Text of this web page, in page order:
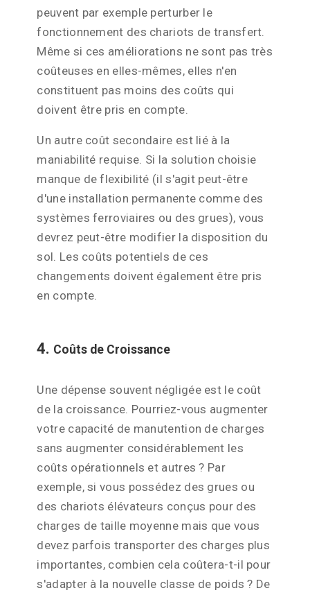
peuvent par exemple perturber le
fonctionnement des chariots de transfert.
Même si ces améliorations ne sont pas très
coûteuses en elles-mêmes, elles n'en
constituent pas moins des coûts qui
doivent être pris en compte.
Un autre coût secondaire est lié à la
maniabilité requise. Si la solution choisie
manque de flexibilité (il s'agit peut-être
d'une installation permanente comme des
systèmes ferroviaires ou des grues), vous
devrez peut-être modifier la disposition du
sol. Les coûts potentiels de ces
changements doivent également être pris
en compte.
4. Coûts de Croissance
Une dépense souvent négligée est le coût
de la croissance. Pourriez-vous augmenter
votre capacité de manutention de charges
sans augmenter considérablement les
coûts opérationnels et autres ? Par
exemple, si vous possédez des grues ou
des chariots élévateurs conçus pour des
charges de taille moyenne mais que vous
devez parfois transporter des charges plus
importantes, combien cela coûtera-t-il pour
s'adapter à la nouvelle classe de poids ? De